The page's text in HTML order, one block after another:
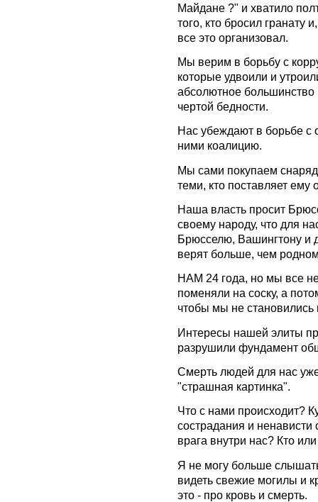
Майдане ?" и хватило
того, кто бросил гранату
все это организовал.
Мы верим в борьбу с
которые удвоили и
абсолютное большинство
чертой бедности.
Нас убеждают в борьбе с
ними коалицию.
Мы сами покупаем
теми, кто поставляет ему
Наша власть просит
своему народу, что для
Брюсселю, Вашингтону и
верят больше, чем
НАМ 24 года, но мы все
поменяли на соску, а
чтобы мы не становились
Интересы нашей элиты
разрушили фундамент
Смерть людей для нас
"страшная картинка".
Что с нами происходит?
сострадания и
врага внутри нас? Кто
Я не могу больше
видеть свежие могилы и
это - про кровь и смерть.